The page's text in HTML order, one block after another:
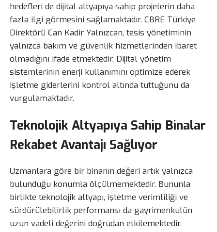
hedefleri de dijital altyapıya sahip projelerin daha
fazla ilgi görmesini sağlamaktadır. CBRE Türkiye
Direktörü Can Kadir Yalnızcan, tesis yönetiminin
yalnızca bakım ve güvenlik hizmetlerinden ibaret
olmadığını ifade etmektedir. Dijital yönetim
sistemlerinin enerji kullanımını optimize ederek
işletme giderlerini kontrol altında tuttuğunu da
vurgulamaktadır.
Teknolojik Altyapıya Sahip Binalar
Rekabet Avantajı Sağlıyor
Uzmanlara göre bir binanın değeri artık yalnızca
bulunduğu konumla ölçülmemektedir. Bununla
birlikte teknolojik altyapı, işletme verimliliği ve
sürdürülebilirlik performansı da gayrimenkulün
uzun vadeli değerini doğrudan etkilemektedir.